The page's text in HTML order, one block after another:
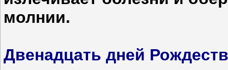
молнии.
Двенадцать дней